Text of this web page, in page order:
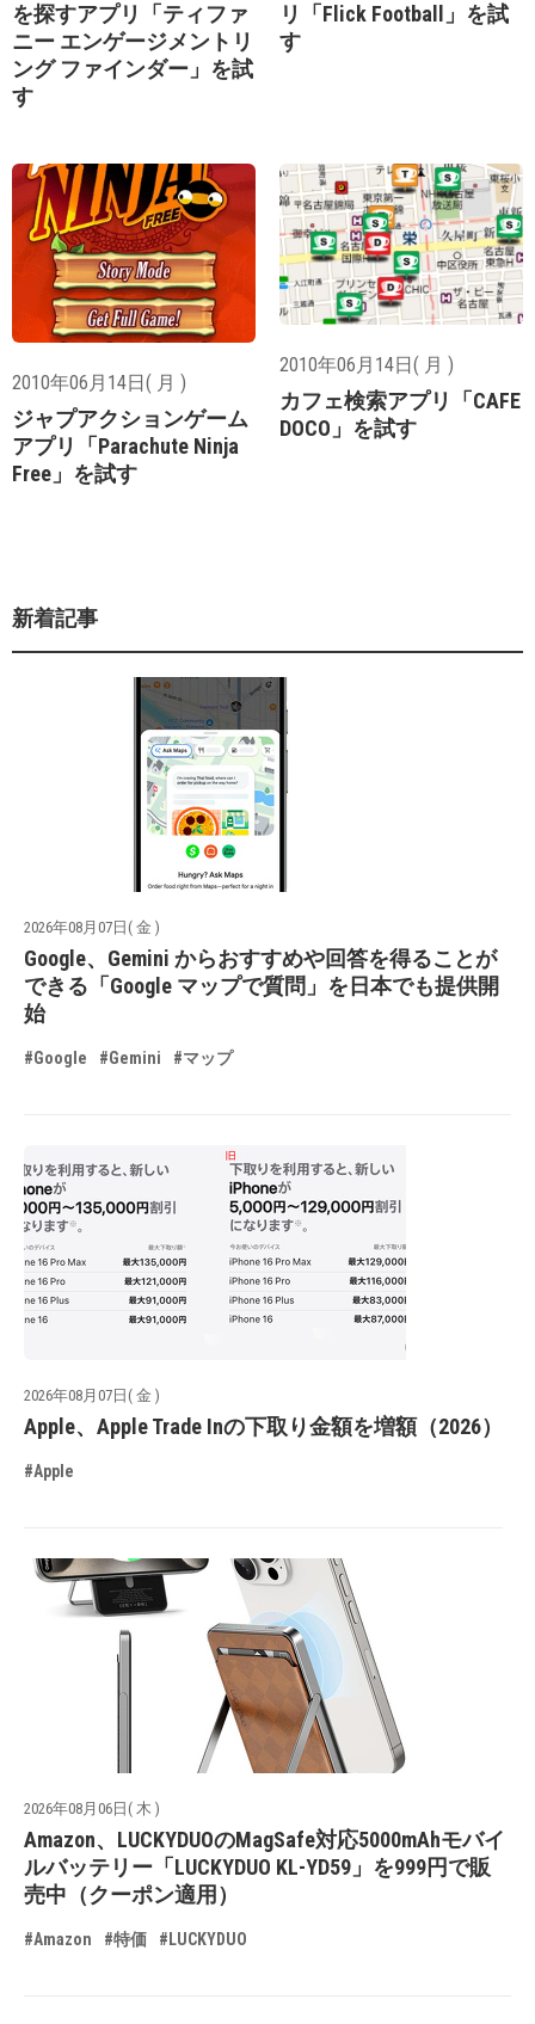
を探すアプリ「ティファ
ニー エンゲージメントリ
ング ファインダー」を試
す
リ「Flick Football」を試
す
2010年06月14日( 月 )
ジャプアクションゲーム
アプリ「Parachute Ninja
Free」を試す
2010年06月14日( 月 )
カフェ検索アプリ「CAFE
DOCO」を試す
新着記事
2026年08月07日( 金 )
Google、Gemini からおすすめや回答を得ることが
できる「Google マップで質問」を日本でも提供開
始
#Google #Gemini #マップ
2026年08月07日( 金 )
Apple、Apple Trade Inの下取り金額を増額（2026）
#Apple
2026年08月06日( 木 )
Amazon、LUCKYDUOのMagSafe対応5000mAhモバイ
ルバッテリー「LUCKYDUO KL-YD59」を999円で販
売中（クーポン適用）
#Amazon #特価 #LUCKYDUO